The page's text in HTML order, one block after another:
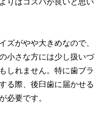
ズがやや大きめなので、
小さな方には少し扱いづ
しれません。特に歯ブラ
る際、後臼歯に届かせる
必要です。